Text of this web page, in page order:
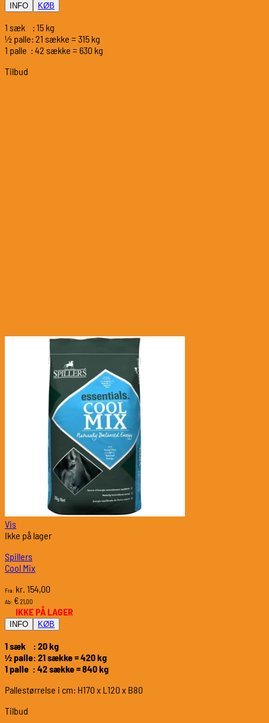
INFO KØB
1 sæk : 15 kg
½ palle: 21 sække = 315 kg
1 palle : 42 sække = 630 kg
Tilbud
Vis
Ikke på lager
Spillers
Cool Mix
Fra: kr. 154,00
Ab: €21,00
IKKE PÅ LAGER
INFO KØB
1 sæk : 20 kg
½ palle: 21 sække = 420 kg
1 palle : 42 sække = 840 kg
Pallestørrelse i cm: H170 x L120 x B80
Tilbud